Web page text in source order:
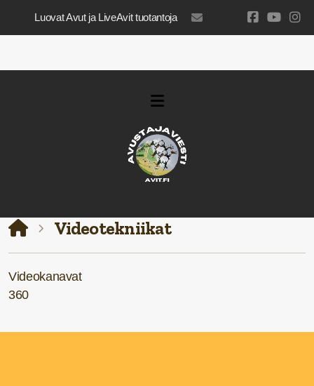
Luovat Avut ja LiveAvit tuotantoja luovatavut@gmail.com
Videotekniikat
Videokanavat
360